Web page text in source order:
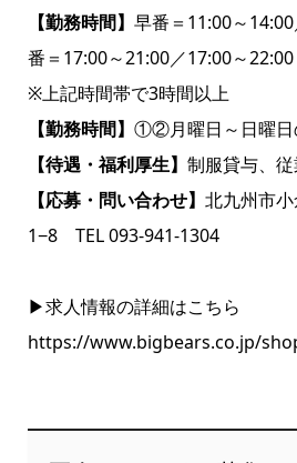
【勤務時間】 早番＝11:00～
番＝17:00～21:00／17:00～22:00
※上記時間帯で3時間以上
【勤務時間】 ①②月曜日～日曜日
【待遇・福利厚生】 制服貸与、
【応募・問い合わせ】 北九州市
1−8 TEL 093-941-1304
▶求人情報の詳細はこちら
https://www.bigbears.co.jp/